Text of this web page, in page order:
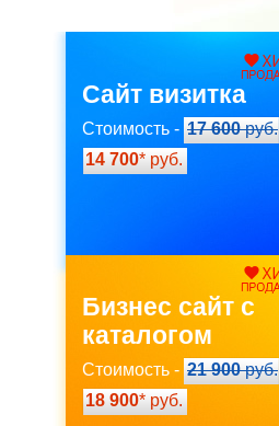
Сайт визитка
Стоимость - 17 600руб.
14 700* руб.
Бизнес сайт с
каталогом
Стоимость - 21 900руб.
18 900* руб.